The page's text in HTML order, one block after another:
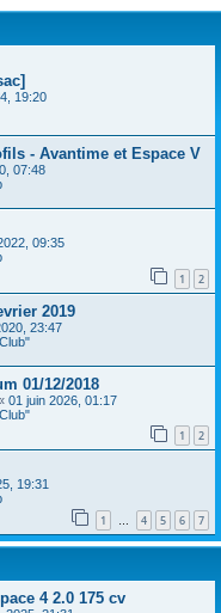
19:20
- Avantime et Espace V
07:48
09:35
1 2
2019
23:47
01/12/2018
01 juin 2026, 01:17
1 2
19:31
1 … 4 5 6 7
4 2.0 175 cv